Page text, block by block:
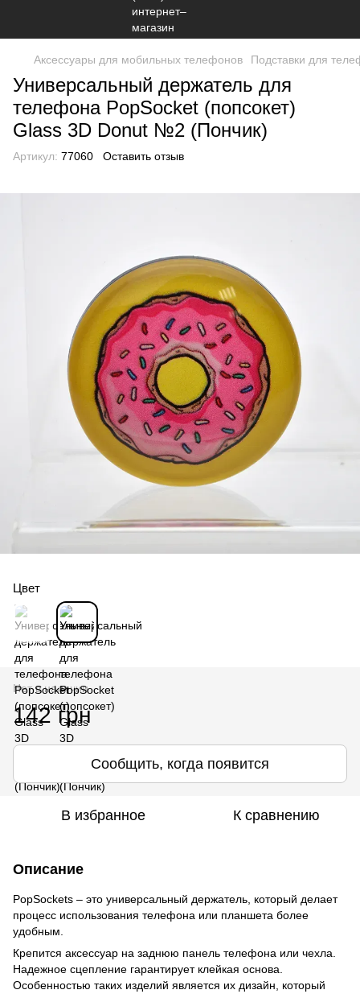
Аксессуары для мобильных телефонов Подставки для
Универсальный держатель для
телефона PopSocket (попсокет)
Glass 3D Donut №2 (Пончик)
Артикул: 77060 Оставить отзыв
Цвет
Нет в наличии
142 грн
Сообщить, когда появится
В избранное К сравнению
Описание
PopSockets – это универсальный держатель, который делает
процесс использования телефона или планшета более
удобным.
Крепится аксессуар на заднюю панель телефона или чехла.
Надежное сцепление гарантирует клейкая основа.
Особенностью таких изделий является их дизайн, который